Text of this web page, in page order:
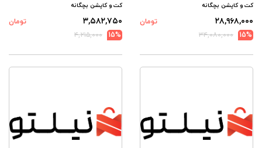
کت و کاپشن بچگانه
۲۸,۹۶۸,۰۰۰
تومان
15%
۳۴,۰۸۰,۰۰۰
کت و کاپشن بچگانه
۳,۵۸۲,۷۵۰
تومان
15%
۴,۲۱۵,۰۰۰